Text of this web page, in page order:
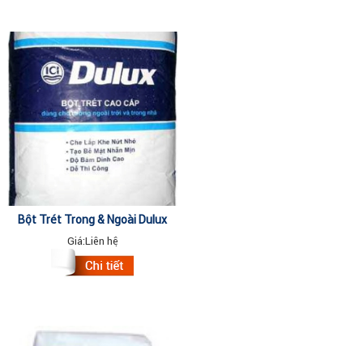
Bột Trét Trong & Ngoài Dulux
A502 40kg
Giá:Liên hệ